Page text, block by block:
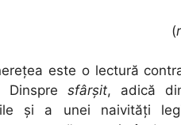
(
este o lectură
Dinspresfârşit, adică
şi a unei naivităţi